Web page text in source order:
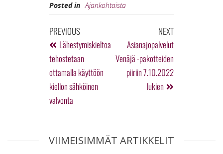
Posted in Ajankohtaista
PREVIOUS
Lähestymiskieltoa
tehostetaan
ottamalla käyttöön
kiellon sähköinen
valvonta
NEXT
Asianajopalvelut
Venäjä -pakotteiden
piiriin 7.10.2022
lukien
VIIMEISIMMÄT ARTIKKELIT